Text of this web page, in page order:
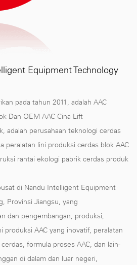
Equipment Technology
pada tahun 2011, adalahAAC
Dan OEM AAC Cina Lift
, adalah perusahaan teknologi cerdas
peralatan lini produksi cerdas blok AAC
rantai ekologi pabrik cerdas produk
di Nandu Intelligent Equipment
Provinsi Jiangsu, yang
dan pengembangan, produksi,
produksi AAC yang inovatif, peralatan
formula proses AAC, dan lain-
di dalam dan luar negeri,